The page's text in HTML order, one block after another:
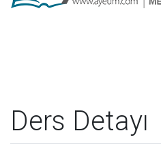
Ders Detayı